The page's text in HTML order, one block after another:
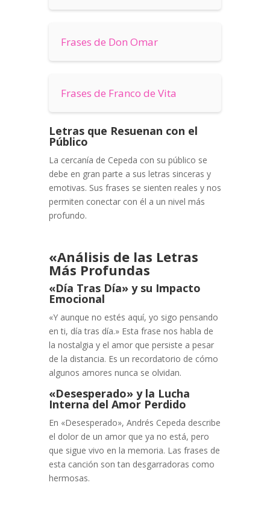
Frases de Don Omar
Frases de Franco de Vita
Letras que Resuenan con el
Público
La cercanía de Cepeda con su público se
debe en gran parte a sus letras sinceras y
emotivas. Sus frases se sienten reales y nos
permiten conectar con él a un nivel más
profundo.
«Análisis de las Letras
Más Profundas
«Día Tras Día» y su Impacto
Emocional
«Y aunque no estés aquí, yo sigo pensando
en ti, día tras día.» Esta frase nos habla de
la nostalgia y el amor que persiste a pesar
de la distancia. Es un recordatorio de cómo
algunos amores nunca se olvidan.
«Desesperado» y la Lucha
Interna del Amor Perdido
En «Desesperado», Andrés Cepeda describe
el dolor de un amor que ya no está, pero
que sigue vivo en la memoria. Las frases de
esta canción son tan desgarradoras como
hermosas.